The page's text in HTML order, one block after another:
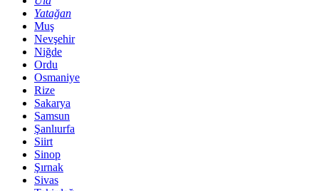
Yatağan
Muş
Nevşehir
Niğde
Ordu
Osmaniye
Rize
Sakarya
Samsun
Şanlıurfa
Siirt
Sinop
Şırnak
Sivas